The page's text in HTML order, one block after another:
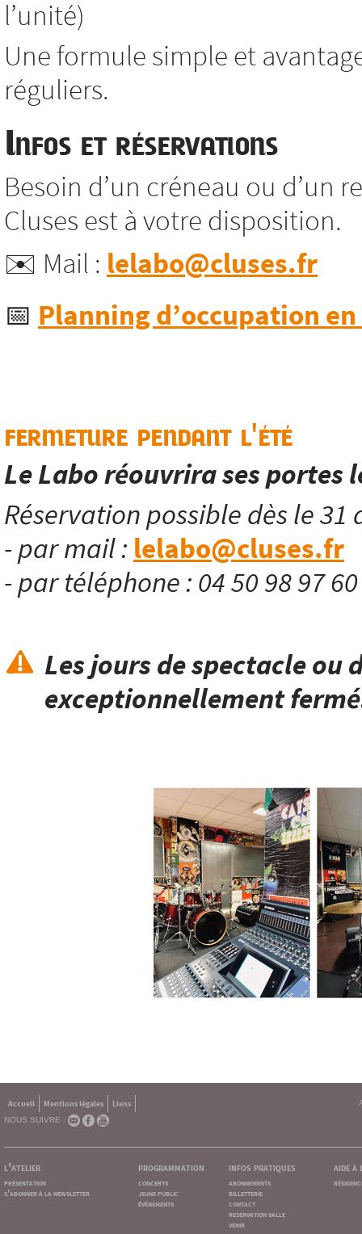
l’unité)
Une formule simple et
réguliers.
Infos et réservations
Besoin d’un créneau ou d’un
Cluses est à votre disposition.
✉️ Mail : lelabo@cluses.fr
📅 Planning d’occupation
fermeture pendant l'été
Le Labo réouvrira ses portes
Réservation possible dès le 31
- par mail : lelabo@cluses.fr
- par téléphone : 04 50 98 97
Les jours de spectacle ou
exceptionnellement
Accueil Mentions légales
Liens
NOUS SUIVRE :
l'atelier
présentation
s'abonner à la newsletter
programmation
concerts
jeune public
événements
infos pratiques
abonnements
billetterie
contact
reservation salle
venir
aide